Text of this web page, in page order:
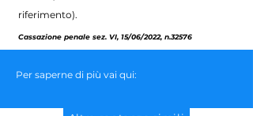
riferimento).
Cassazione penale sez. VI, 15/06/2022, n.32576
Per saperne di più vai qui: